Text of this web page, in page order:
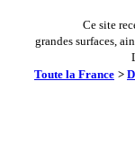
Ce site
grandes surfaces,
Toute la France >